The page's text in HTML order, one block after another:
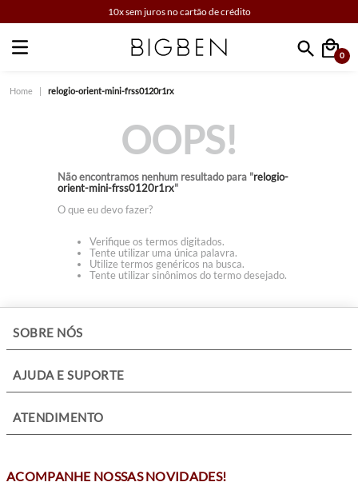
10x sem juros no cartão de crédito
Faça sua busca
0
relogio-orient-mini-frss0120r1rx
OOPS!
Não encontramos nenhum resultado para "relogio-
orient-mini-frss0120r1rx"
O que eu devo fazer?
Verifique os termos digitados.
Tente utilizar uma única palavra.
Utilize termos genéricos na busca.
Tente utilizar sinônimos do termo desejado.
SOBRE NÓS
AJUDA E SUPORTE
ATENDIMENTO
ACOMPANHE NOSSAS NOVIDADES!